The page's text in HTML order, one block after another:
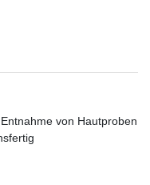
von Hautproben